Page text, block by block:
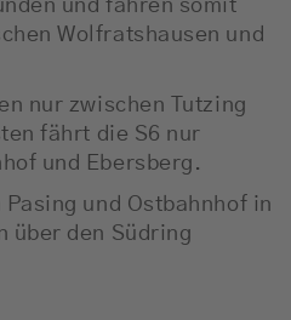
und fahren somit
Wolfratshausen und
nur zwischen Tutzing
fährt die S6 nur
und Ebersberg.
und Ostbahnhof in
über den Südring